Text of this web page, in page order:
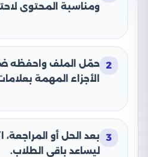
ومناسبة المحتوى
2 حمّل الملف واحفظه
الأجزاء المهمة
3
بعد الحل أو المراجعة،
ليساعد باقي الطلاب.